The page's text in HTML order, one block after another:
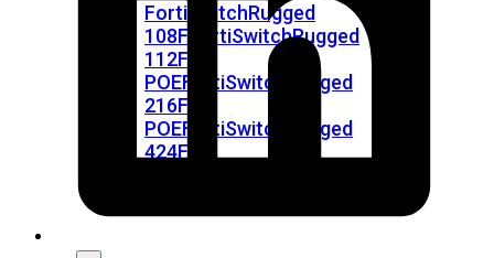
FortiSwitchRugged
108F FortiSwitchRugged
112F-
POEFortiSwitchRugged
216F-
POEFortiSwitchRugged
424F-